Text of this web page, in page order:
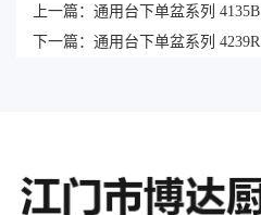
上一篇： 通用台下单盆系列 4135B
下一篇： 通用台下单盆系列 4239R